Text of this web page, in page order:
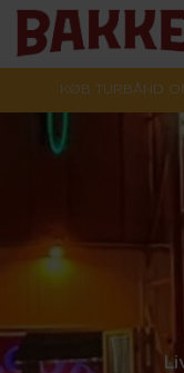
KØB TURBÅND